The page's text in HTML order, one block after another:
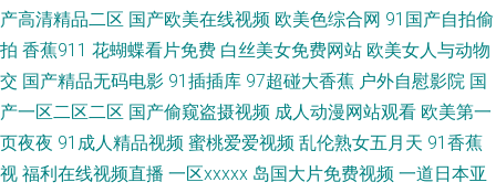
活剧场 超碰在91 国产69精品麻豆 女同视频 91入囗 深夜福利院引导站 青青
草国产 大香蕉伊综 91情侣在线视频 青青草原伊人 福利AV在线电影 白丝喷水
喷浆 亚洲男女操逼视频 日韩精品国产精品 另类av性爱 www日韩免费 日本精
产高清精品二区 国产欧美在线视频 欧美色综合网 91国产自拍偷
拍 香蕉911 花蝴蝶看片免费 白丝美女免费网站 欧美女人与动物
交 国产精品无码电影 91插插库 97超碰大香蕉 户外自慰影院 国
产一区二区二区 国产偷窥盗摄视频 成人动漫网站观看 欧美第一
页夜夜 91成人精品视频 蜜桃爱爱视频 乱伦熟女五月天 91香蕉
视 福利在线视频直播 一区xxxxx 岛国大片免费视频 一道日本亚